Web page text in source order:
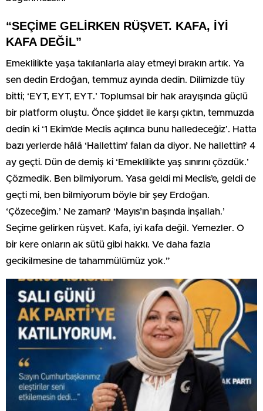
“SEÇİME GELİRKEN RÜŞVET. KAFA, İYİ
KAFA DEĞİL”
Emeklilikte yaşa takılanlarla alay etmeyi bırakın artık. Ya
sen dedin Erdoğan, temmuz ayında dedin. Dilimizde tüy
bitti; ‘EYT, EYT, EYT.’ Toplumsal bir hak arayışında güçlü
bir platform oluştu. Önce şiddet ile karşı çıktın, temmuzda
dedin ki ‘1 Ekim’de Meclis açılınca bunu halledeceğiz’. Hatta
bazı yerlerde hâlâ ‘Hallettim’ falan da diyor. Ne hallettin? 4
ay geçti. Dün de demiş ki ‘Emeklilikte yaş sınırını çözdük.’
Çözmedik. Ben bilmiyorum. Yasa geldi mi Meclis’e, geldi de
geçti mi, ben bilmiyorum böyle bir şey Erdoğan.
‘Çözeceğim.’ Ne zaman? ‘Mayıs’ın başında inşallah.’
Seçime gelirken rüşvet. Kafa, iyi kafa değil. Yemezler. O
bir kere onların ak sütü gibi hakkı. Ve daha fazla
gecikilmesine de tahammülümüz yok.”